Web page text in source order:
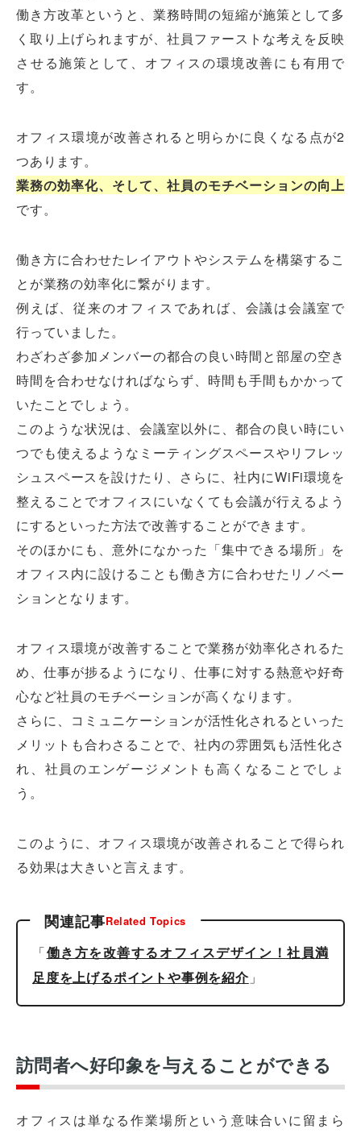
働き方改革というと、業務時間の短縮が施策として多
く取り上げられますが、社員ファーストな考えを反映
させる施策として、オフィスの環境改善にも有用で
す。
オフィス環境が改善されると明らかに良くなる点が2
つあります。
業務の効率化、そして、社員のモチベーションの向上
です。
働き方に合わせたレイアウトやシステムを構築するこ
とが業務の効率化に繋がります。
例えば、従来のオフィスであれば、会議は会議室で
行っていました。
わざわざ参加メンバーの都合の良い時間と部屋の空き
時間を合わせなければならず、時間も手間もかかって
いたことでしょう。
このような状況は、会議室以外に、都合の良い時にい
つでも使えるようなミーティングスペースやリフレッ
シュスペースを設けたり、さらに、社内にWiFi環境を
整えることでオフィスにいなくても会議が行えるよう
にするといった方法で改善することができます。
そのほかにも、意外になかった「集中できる場所」を
オフィス内に設けることも働き方に合わせたリノベー
ションとなります。
オフィス環境が改善することで業務が効率化されるた
め、仕事が捗るようになり、仕事に対する熱意や好奇
心など社員のモチベーションが高くなります。
さらに、コミュニケーションが活性化されるといった
メリットも合わさることで、社内の雰囲気も活性化さ
れ、社員のエンゲージメントも高くなることでしょ
う。
このように、オフィス環境が改善されることで得られ
る効果は大きいと言えます。
関連記事Related Topics
「働き方を改善するオフィスデザイン！社員満
足度を上げるポイントや事例を紹介」
訪問者へ好印象を与えることができる
オフィスは単なる作業場所という意味合いに留まら